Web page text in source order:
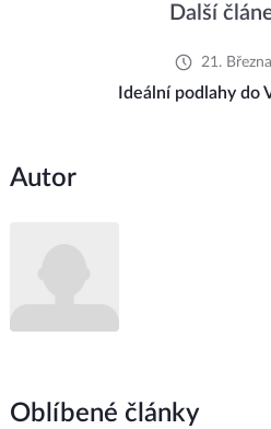
Další
21.
Ideální podlahy do
Autor
Oblíbené články